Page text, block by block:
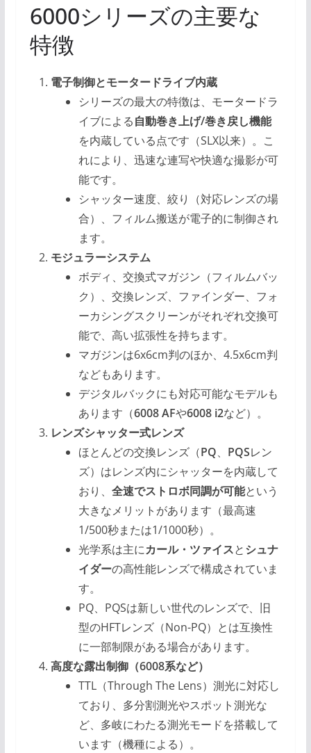
6000シリーズの主要な
特徴
電子制御とモータードライブ内蔵
シリーズの最大の特徴は、モータードラ
イブによる自動巻き上げ/巻き戻し機能
を内蔵している点です（SLX以来）。こ
れにより、迅速な連写や快適な撮影が可
能です。
シャッター速度、絞り（対応レンズの場
合）、フィルム搬送が電子的に制御され
ます。
モジュラーシステム
ボディ、交換式マガジン（フィルムバッ
ク）、交換レンズ、ファインダー、フォ
ーカシングスクリーンがそれぞれ交換可
能で、高い拡張性を持ちます。
マガジンは6x6cm判のほか、4.5x6cm判
などもあります。
デジタルバックにも対応可能なモデルも
あります（6008 AFや6008 i2など）。
レンズシャッター式レンズ
ほとんどの交換レンズ（PQ、 PQSレン
ズ）はレンズ内にシャッターを内蔵して
おり、 全速でストロボ同調が可能という
大きなメリットがあります（最高速
1/500秒または1/1000秒）。
光学系は主にカール・ツァイスとシュナ
イダーの高性能レンズで構成されていま
す。
PQ、PQSは新しい世代のレンズで、旧
型のHFTレンズ（Non-PQ）とは互換性
に一部制限がある場合があります。
高度な露出制御（6008系など）
TTL（Through The Lens）測光に対応し
ており、多分割測光やスポット測光な
ど、多岐にわたる測光モードを搭載して
います（機種による）。